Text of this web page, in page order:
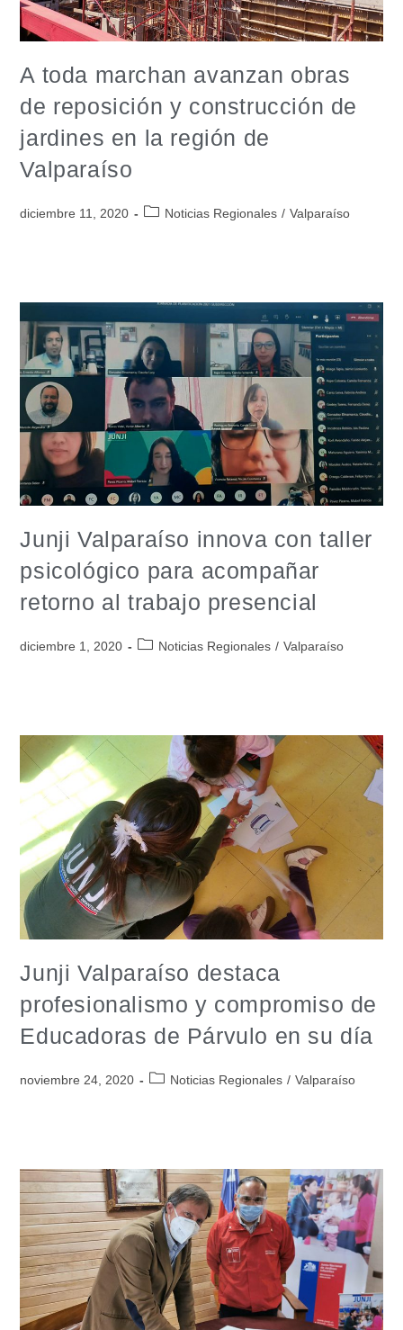
A toda marchan avanzan obras
de reposición y construcción de
jardines en la región de
Valparaíso
diciembre 11, 2020 Noticias Regionales / Valparaíso
Junji Valparaíso innova con taller
psicológico para acompañar
retorno al trabajo presencial
diciembre 1, 2020 Noticias Regionales / Valparaíso
Junji Valparaíso destaca
profesionalismo y compromiso de
Educadoras de Párvulo en su día
noviembre 24, 2020 Noticias Regionales / Valparaíso